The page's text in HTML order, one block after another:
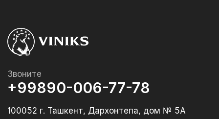
Звоните
+99890-006-77-78
100052 г. Ташкент, Дархонтепа, дом № 5А